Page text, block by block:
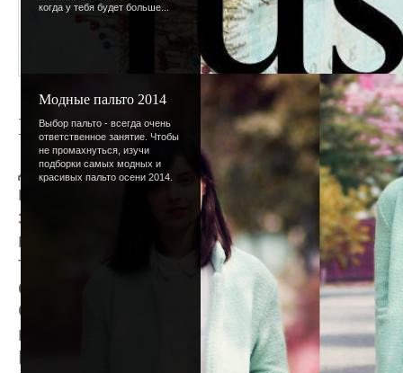
когда у тебя будет больше...
Модные пальто 2014
Выбор пальто - всегда очень
ответственное занятие. Чтобы
не промахнуться, изучи
подборки самых модных и
красивых пальто осени 2014.
Подготовка ко Дню Святого
До Дня всех влюбленных осталось
позаботиться о своей личной жизни.
завалены валентинками, а улицы не
парами, можешь решать свои любовные
тебя получалось успешно, мы
статей - конечно же, о любви.
Обо всем, что тебя интересует, за один
получилось, но самые важные темы мы
В ближайшее время блок будет